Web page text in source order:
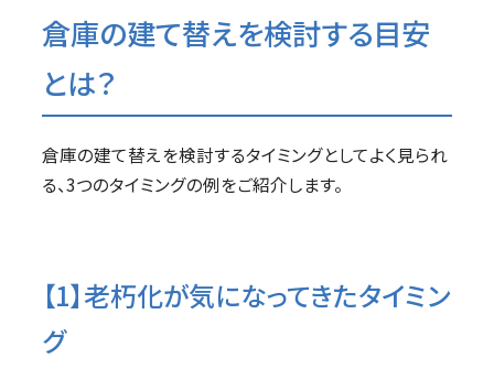
倉庫の建て替えを検討する目安
とは？
倉庫の建て替えを検討するタイミングとしてよく見られ
る、3つのタイミングの例をご紹介します。
【1】老朽化が気になってきたタイミン
グ